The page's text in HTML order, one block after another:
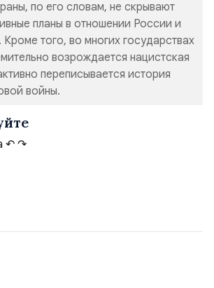
по его словам, не скрывают
планы в отношении России и
того, во многих государствах
возрождается нацистская
переписывается история
войны.
↶ ↷